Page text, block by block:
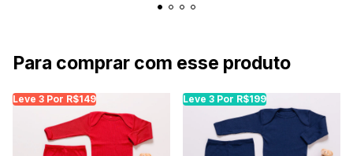
Para comprar com esse produto
Leve 3 Por R$149 Leve 3 Por R$199